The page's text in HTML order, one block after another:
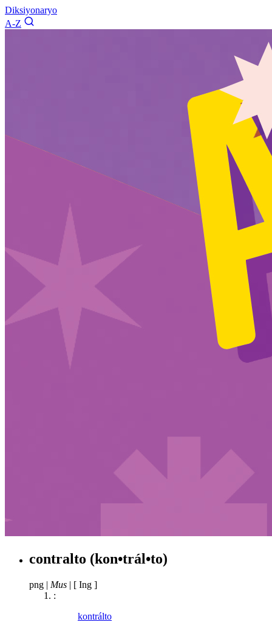
Diksiyonaryo
A-Z
contralto (kon•trál•to)
png | Mus | [ Ing ]
:
kontrálto